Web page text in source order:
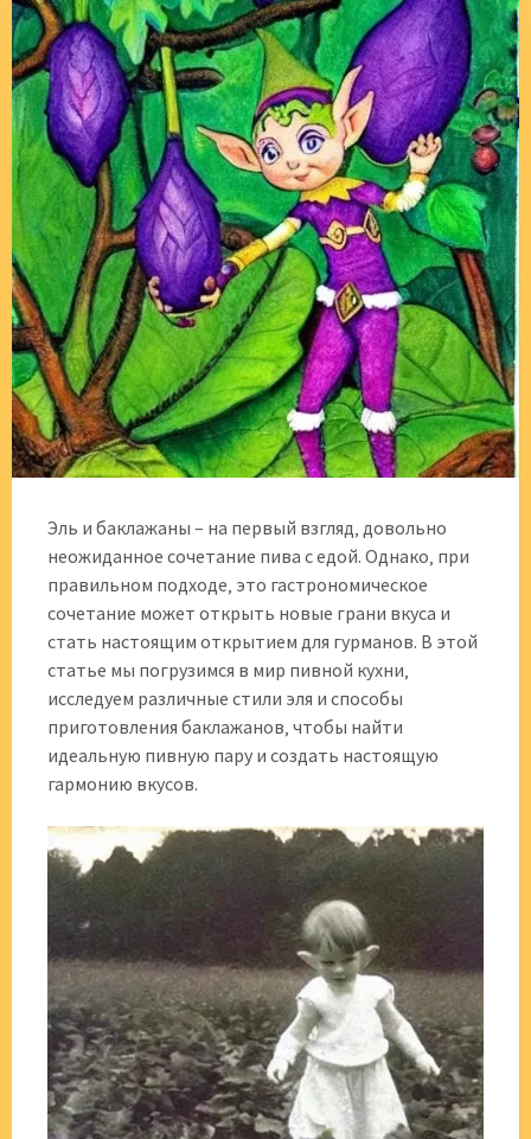
Эль и баклажаны – на первый взгляд‚ довольно
неожиданное сочетание пива с едой. Однако‚ при
правильном подходе‚ это гастрономическое
сочетание может открыть новые грани вкуса и
стать настоящим открытием для гурманов. В этой
статье мы погрузимся в мир пивной кухни‚
исследуем различные стили эля и способы
приготовления баклажанов‚ чтобы найти
идеальную пивную пару и создать настоящую
гармонию вкусов.